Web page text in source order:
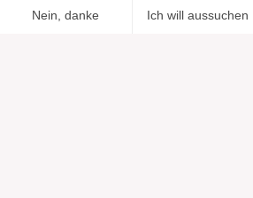
Nein, danke Ich will aussuchen
Zur Wishlist